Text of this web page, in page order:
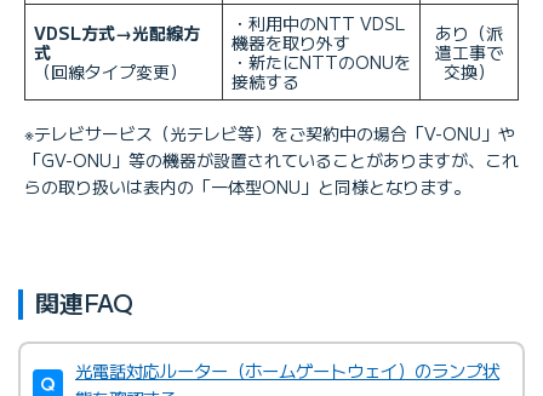
VDSL方式→光配線方
式
（回線タイプ変更）
・利用中のNTT VDSL
機器を取り外す
・新たにNTTのONUを
接続する
あり（派
遣工事で
交換）
※テレビサービス（光テレビ等）をご契約中の場合「V-ONU」や
「GV-ONU」等の機器が設置されていることがありますが、これ
らの取り扱いは表内の「一体型ONU」と同様となります。
関連FAQ
光電話対応ルーター（ホームゲートウェイ）のランプ状